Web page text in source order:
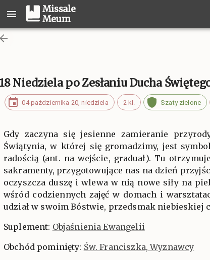
Missale
Meum
18 Niedziela po Zesłaniu Ducha
04 października 20, niedziela 2 kl. Szaty zielone
Gdy zaczyna się jesienne zamieranie
Świątynia, w której się gromadzimy, jest
radością (ant. na wejście, graduał). Tu
sakramenty, przygotowujące nas na dzień
oczyszcza duszę i wlewa w nią nowe siły na
wśród codziennych zajęć w domach i
udział w swoim Bóstwie, przedsmak niebieskiej
Suplement: Objaśnienia Ewangelii
Obchód pominięty: Św. Franciszka, Wyznawcy